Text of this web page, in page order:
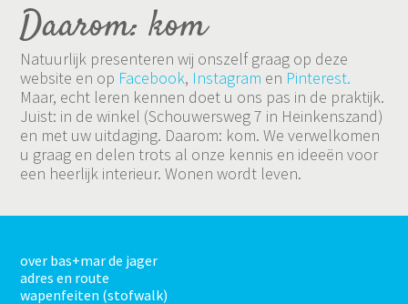
Daarom: kom
Natuurlijk presenteren wij onszelf graag op deze
website en op Facebook, Instagram en Pinterest.
Maar, echt leren kennen doet u ons pas in de praktijk.
Juist: in de winkel (Schouwersweg 7 in Heinkenszand)
en met uw uitdaging. Daarom: kom. We verwelkomen
u graag en delen trots al onze kennis en ideeën voor
een heerlijk interieur. Wonen wordt leven.
over bas+mar de jager
adres en route
wapenfeiten (stofwalk)